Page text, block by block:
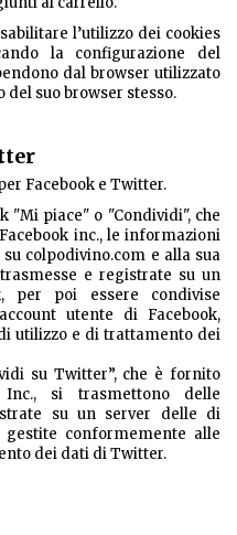
l’utilizzo dei cookies
la configurazione del
dal browser utilizzato
suo browser stesso.
Facebook e Twitter.
"Mi piace" o "Condividi", che
inc., le informazioni
colpodivino.com e alla sua
e registrate su un
per poi essere condivise
utente di Facebook,
utilizzo e di trattamento dei
su Twitter”, che è fornito
si trasmettono delle
su un server delle di
conformemente alle
dei dati di Twitter.